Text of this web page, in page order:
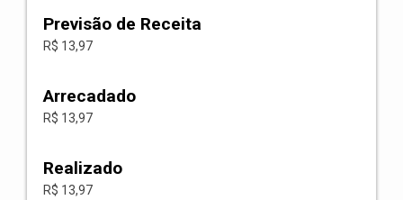
Previsão de Receita
R$ 13,97
Arrecadado
R$ 13,97
Realizado
R$ 13,97